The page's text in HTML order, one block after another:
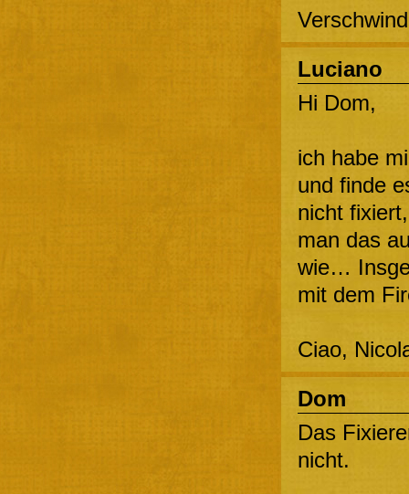
Luciano
Hi Dom,
ich habe
und finde
nicht
man das
wie…
mit dem
Ciao,
Dom
Das
nicht.